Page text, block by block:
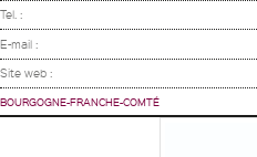
Tel. :
E-mail :
Site web :
BOURGOGNE-FRANCHE-COMTÉ